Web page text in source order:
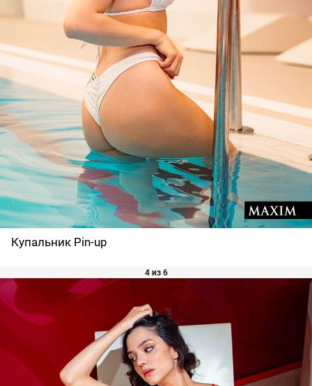
Купальник Pin-up
4 из 6